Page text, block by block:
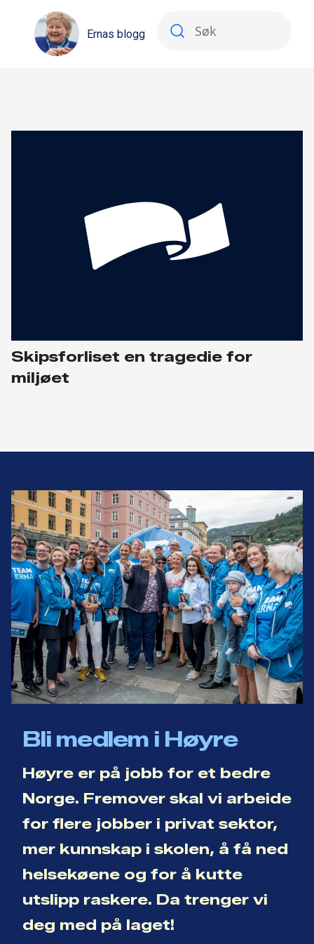
Ernas blogg
Skipsforliset en tragedie for
miljøet
Bli medlem i Høyre
Høyre er på jobb for et bedre
Norge. Fremover skal vi arbeide
for flere jobber i privat sektor,
mer kunnskap i skolen, å få ned
helsekøene og for å kutte
utslipp raskere. Da trenger vi
deg med på laget!